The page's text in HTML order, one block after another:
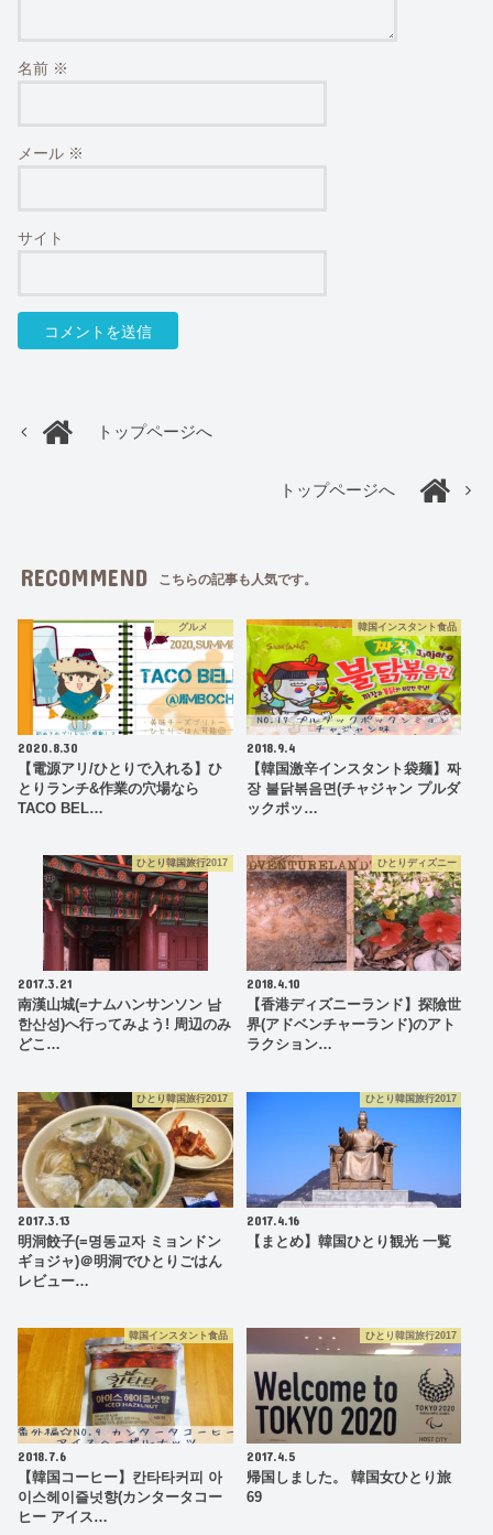
名前 ※
メール ※
サイト
トップページへ
トップページへ
RECOMMEND こちらの記事も人気です。
グルメ
2020.8.30
【電源アリ/ひとりで入れる】ひ
とりランチ&作業の穴場なら
TACO BEL…
韓国インスタント食品
2018.9.4
【韓国激辛インスタント袋麺】짜
장 불닭볶음면(チャジャン プルダ
ックポッ…
ひとり韓国旅行2017
2017.3.21
南漢山城(=ナムハンサンソン 남
한산성)へ行ってみよう! 周辺のみ
どこ…
ひとりディズニー
2018.4.10
【香港ディズニーランド】探險世
界(アドベンチャーランド)のアト
ラクション…
ひとり韓国旅行2017
2017.3.13
明洞餃子(=명동교자 ミョンドン
ギョジャ)＠明洞でひとりごはん
レビュー…
ひとり韓国旅行2017
2017.4.16
【まとめ】韓国ひとり観光 一覧
韓国インスタント食品
2018.7.6
【韓国コーヒー】칸타타커피 아
이스헤이즐넛향(カンタータコー
ヒー アイス…
ひとり韓国旅行2017
2017.4.5
帰国しました。 韓国女ひとり旅
69